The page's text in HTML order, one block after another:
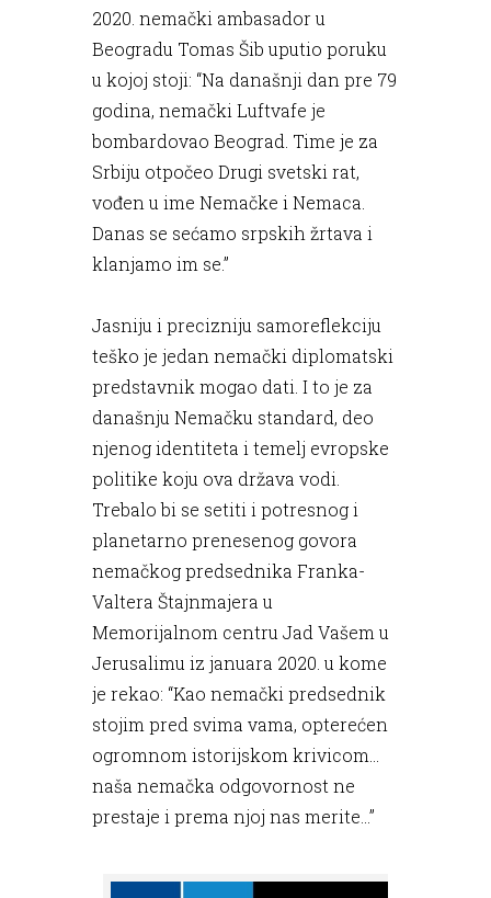
2020. nemački ambasador u
Beogradu Tomas Šib uputio poruku
u kojoj stoji: “Na današnji dan pre 79
godina, nemački Luftvafe je
bombardovao Beograd. Time je za
Srbiju otpočeo Drugi svetski rat,
vođen u ime Nemačke i Nemaca.
Danas se sećamo srpskih žrtava i
klanjamo im se.”
Jasniju i precizniju samoreflekciju
teško je jedan nemački diplomatski
predstavnik mogao dati. I to je za
današnju Nemačku standard, deo
njenog identiteta i temelj evropske
politike koju ova država vodi.
Trebalo bi se setiti i potresnog i
planetarno prenesenog govora
nemačkog predsednika Franka-
Valtera Štajnmajera u
Memorijalnom centru Jad Vašem u
Jerusalimu iz januara 2020. u kome
je rekao: “Kao nemački predsednik
stojim pred svima vama, opterećen
ogromnom istorijskom krivicom...
naša nemačka odgovornost ne
prestaje i prema njoj nas merite...”